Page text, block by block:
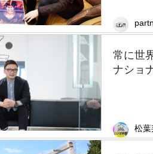
常に世
ナショ
松葉